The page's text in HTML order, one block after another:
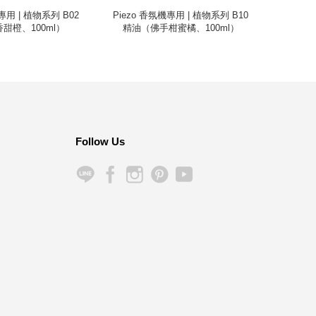
用 | 植物系列 B02
橙、100ml）
Piezo 香氛機專用 | 植物系列 B10
精油（佛手柑蜜橘、100ml）
Follow Us